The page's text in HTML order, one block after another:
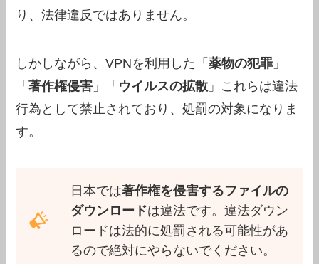
り、法律違反ではありません。
しかしながら、VPNを利用した「薬物の犯罪 」
「著作権侵害 」「 ウイルスの拡散 」これらは違法
行為として禁止されており、処罰の対象になりま
す。
日本では著作権を侵害するファイルの
ダウンロードは違法です。違法ダウン
ロードは法的に処罰される可能性があ
るので絶対にやらないでください。